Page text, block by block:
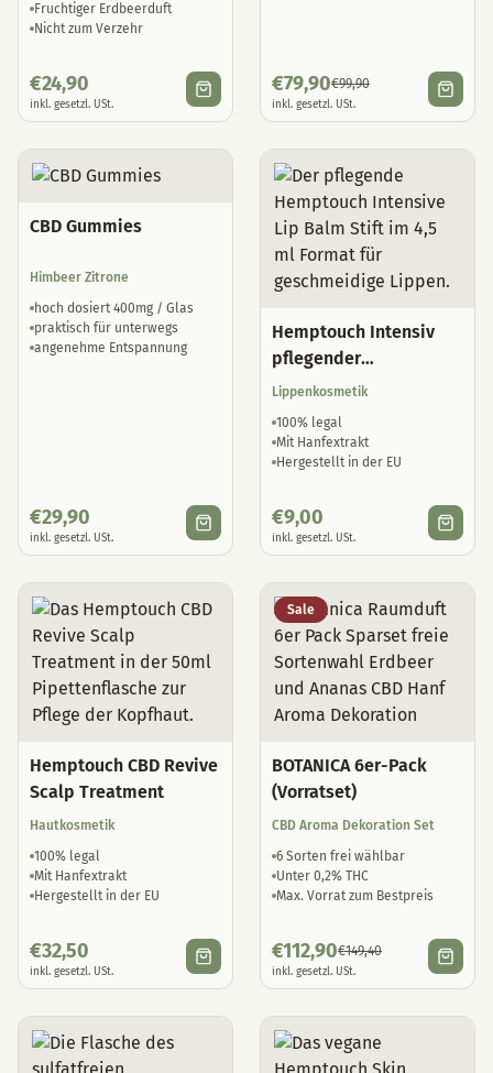
Fruchtiger Erdbeerduft
Nicht zum Verzehr
€24,90
inkl. gesetzl. USt.
€79,90€99,90
inkl. gesetzl. USt.
CBD Gummies
Himbeer Zitrone
hoch dosiert 400mg / Glas
praktisch für unterwegs
angenehme Entspannung
€29,90
inkl. gesetzl. USt.
Hemptouch Intensiv
pflegender
Lippenbalsam
Lippenkosmetik
100% legal
Mit Hanfextrakt
Hergestellt in der EU
€9,00
inkl. gesetzl. USt.
Hemptouch CBD Revive
Scalp Treatment
Hautkosmetik
100% legal
Mit Hanfextrakt
Hergestellt in der EU
€32,50
inkl. gesetzl. USt.
Sale
BOTANICA 6er-Pack
(Vorratset)
CBD Aroma Dekoration Set
6 Sorten frei wählbar
Unter 0,2% THC
Max. Vorrat zum Bestpreis
€112,90€149,40
inkl. gesetzl. USt.